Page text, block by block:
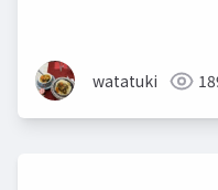
watatuki